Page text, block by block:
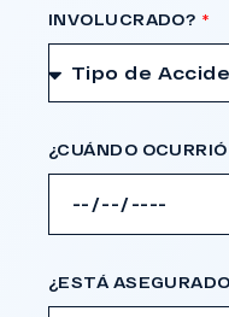
INVOLUCRADO?
¿CUÁNDO
¿ESTÁ